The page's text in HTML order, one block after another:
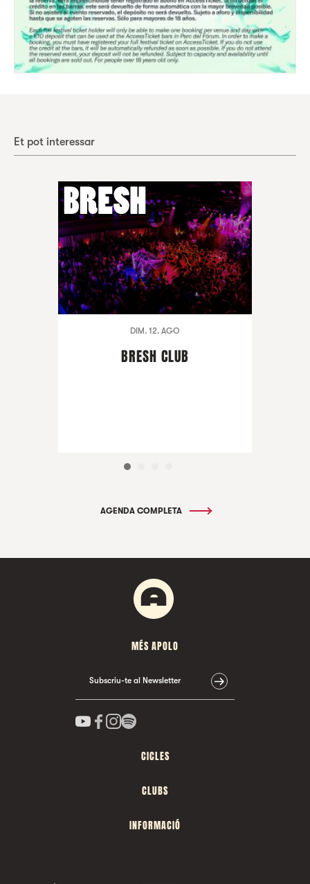
Et pot interessar
DIM. 12. AGO
BRESH CLUB
AGENDA COMPLETA
MÉS APOLO
Subscriu-te al Newsletter
CICLES
CLUBS
INFORMACIÓ